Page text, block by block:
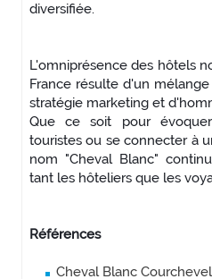
diversifiée.
L'omniprésence des hôtels
France résulte d'un
stratégie marketing et
Que ce soit pour
touristes ou se connecter à
nom "Cheval Blanc"
tant les hôteliers que les
Références
Cheval Blanc